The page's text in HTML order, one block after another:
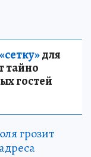
для
тайно
гостей
грозит